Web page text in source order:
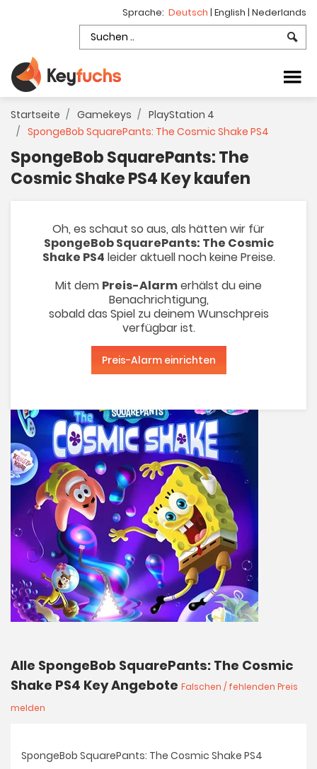
Sprache: Deutsch | English | Nederlands
Startseite Gamekeys
PlayStation 4
SpongeBob SquarePants: The Cosmic Shake PS4
SpongeBob SquarePants: The
Cosmic Shake PS4 Key kaufen
Oh, es schaut so aus, als hätten wir für
SpongeBob SquarePants: The Cosmic
Shake PS4 leider aktuell noch keine Preise.
Mit dem Preis-Alarmerhälst du eine
Benachrichtigung,
sobald das Spiel zu deinem Wunschpreis
verfügbar ist.
Preis-Alarm einrichten
Alle SpongeBob SquarePants: The Cosmic
Shake PS4 Key Angebote Falschen / fehlenden Preis
melden
SpongeBob SquarePants: The Cosmic Shake PS4